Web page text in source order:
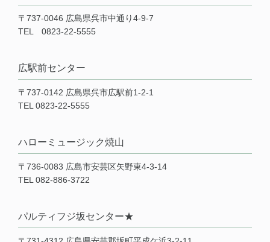
〒737-0046 広島県呉市中通り4-9-7
TEL 0823-22-5555
広駅前センター
〒737-0142 広島県呉市広駅前1-2-1
TEL 0823-22-5555
ハローミュージック焼山
〒736-0083 広島市安芸区矢野東4-3-14
TEL 082-886-3722
パルティフジ坂センター★